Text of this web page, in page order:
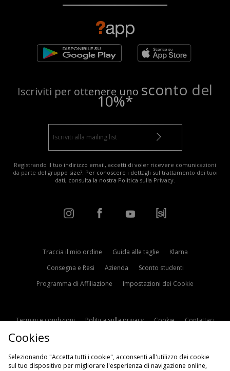
Iscriviti per ottenere uno sconto del
10%*
Registrando il tuo indirizzo email, accetti di voler ricevere comunicazioni
da parte del gruppo size?. Per conoscere i dettagli sul trattamento dei tuoi
dati, consulta la nostra Politica sulla Privacy
Traccia il mio ordine Guida alle taglie
Klarna
Consegna e Resi
Azienda
Sconto studenti
Programma di Affiliazione
Impostazioni dei Cookie
Termini e condizioni Politica sulla privacy Cookie
Contattaci
Cookies
Selezionando "Accetta tutti i cookie", acconsenti all'utilizzo dei cookie
sul tuo dispositivo per migliorare l'esperienza di navigazione online,